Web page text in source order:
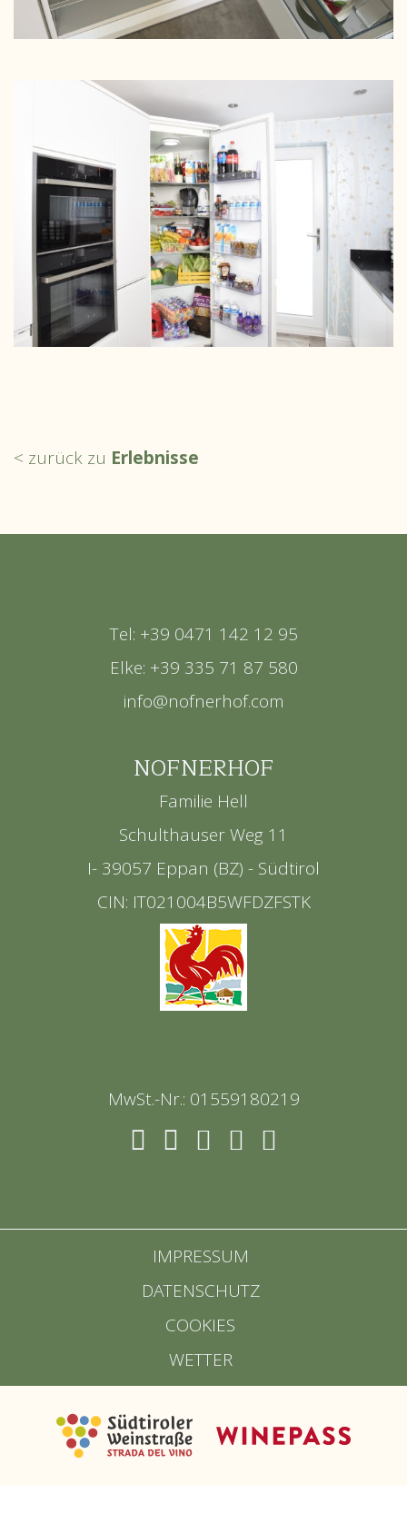
< zurück zu Erlebnisse
Tel: +39 0471 142 12 95
Elke: +39 335 71 87 580
info@nofnerhof.com
NOFNERHOF
Familie Hell
Schulthauser Weg 11
I- 39057 Eppan (BZ) - Südtirol
CIN: IT021004B5WFDZFSTK
MwSt.-Nr.: 01559180219
IMPRESSUM
DATENSCHUTZ
COOKIES
WETTER